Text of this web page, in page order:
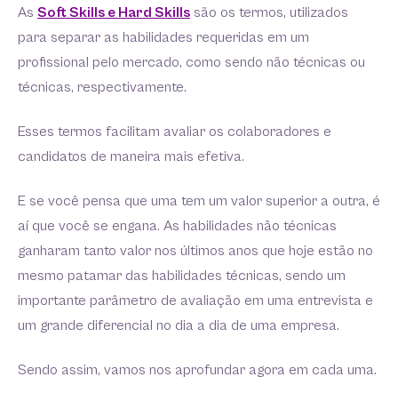
As Soft Skills e Hard Skills são os termos, utilizados
para separar as habilidades requeridas em um
profissional pelo mercado, como sendo não técnicas ou
técnicas, respectivamente.
Esses termos facilitam avaliar os colaboradores e
candidatos de maneira mais efetiva.
E se você pensa que uma tem um valor superior a outra, é
aí que você se engana. As habilidades não técnicas
ganharam tanto valor nos últimos anos que hoje estão no
mesmo patamar das habilidades técnicas, sendo um
importante parâmetro de avaliação em uma entrevista e
um grande diferencial no dia a dia de uma empresa.
Sendo assim, vamos nos aprofundar agora em cada uma.